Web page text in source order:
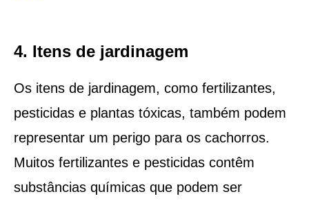
4. Itens de jardinagem
Os itens de jardinagem, como fertilizantes,
pesticidas e plantas tóxicas, também podem
representar um perigo para os cachorros.
Muitos fertilizantes e pesticidas contêm
substâncias químicas que podem ser